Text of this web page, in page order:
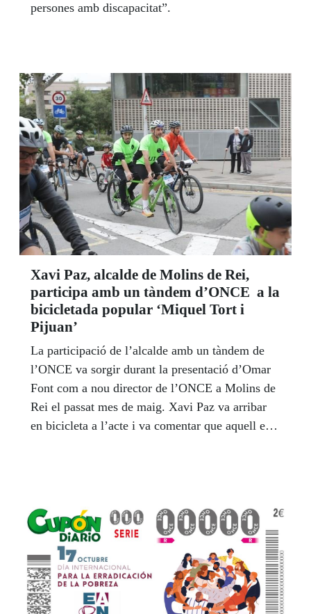
persones amb discapacitat”.
Xavi Paz, alcalde de Molins de Rei,
participa amb un tàndem d’ONCE a la
bicicletada popular ‘Miquel Tort i
Pijuan’
La participació de l’alcalde amb un tàndem de
l’ONCE va sorgir durant la presentació d’Omar
Font com a nou director de l’ONCE a Molins de
Rei el passat mes de maig. Xavi Paz va arribar
en bicicleta a l’acte i va comentar que aquell era